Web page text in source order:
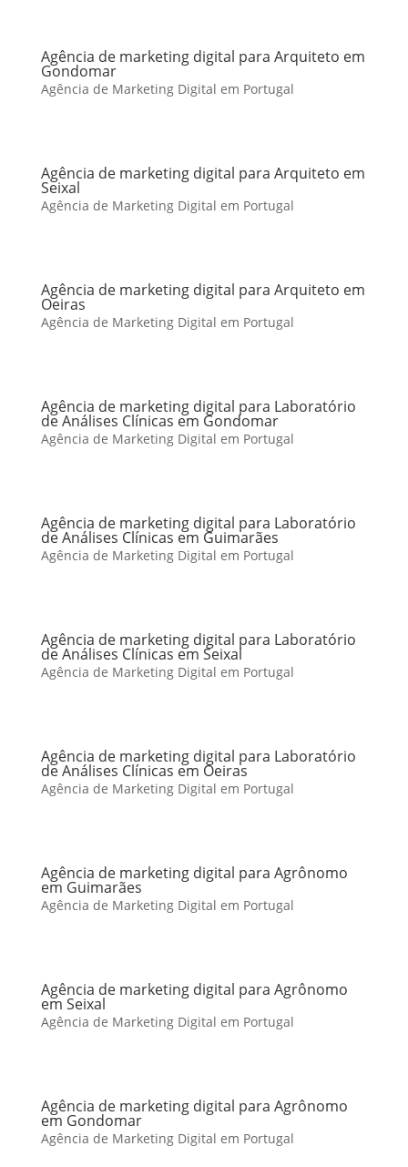
Agência de marketing digital para Arquiteto em
Gondomar
Agência de Marketing Digital em Portugal
Agência de marketing digital para Arquiteto em
Seixal
Agência de Marketing Digital em Portugal
Agência de marketing digital para Arquiteto em
Oeiras
Agência de Marketing Digital em Portugal
Agência de marketing digital para Laboratório
de Análises Clínicas em Gondomar
Agência de Marketing Digital em Portugal
Agência de marketing digital para Laboratório
de Análises Clínicas em Guimarães
Agência de Marketing Digital em Portugal
Agência de marketing digital para Laboratório
de Análises Clínicas em Seixal
Agência de Marketing Digital em Portugal
Agência de marketing digital para Laboratório
de Análises Clínicas em Oeiras
Agência de Marketing Digital em Portugal
Agência de marketing digital para Agrônomo
em Guimarães
Agência de Marketing Digital em Portugal
Agência de marketing digital para Agrônomo
em Seixal
Agência de Marketing Digital em Portugal
Agência de marketing digital para Agrônomo
em Gondomar
Agência de Marketing Digital em Portugal